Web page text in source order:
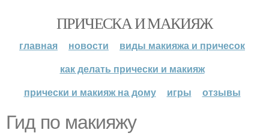
ПРИЧЕСКА И МАКИЯЖ
главная новости
виды макияжа и причесок
как делать прически и макияж
прически и макияж на дому
игры отзывы
Гид по макияжу